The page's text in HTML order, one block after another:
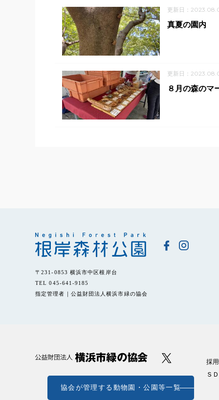
更新日：
真夏の園内
更新日：
８月の森のマ
〒231-0853 横浜市中区根岸台
TEL 045-641-9185
指定管理者｜公益財団法人横浜市緑の協会
協会が管理する動物園・公園等一覧
採
Ｓ